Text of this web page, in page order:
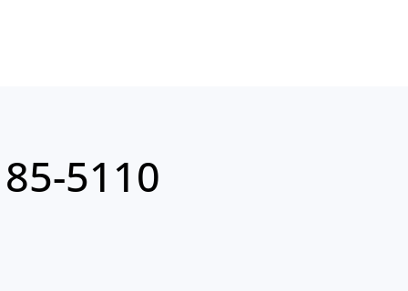
5110